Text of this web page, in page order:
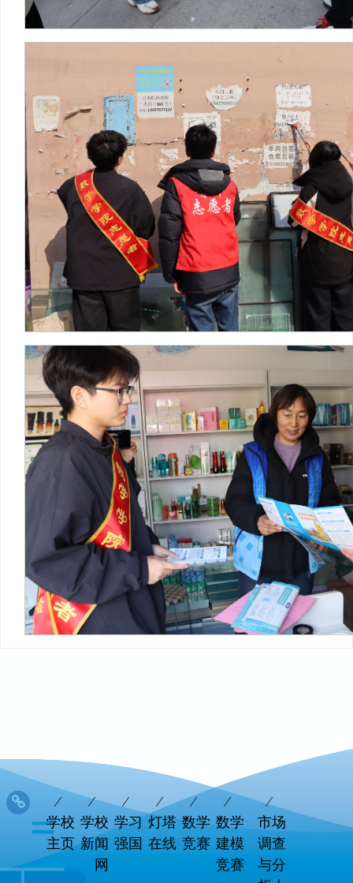
学校
主页
学校
新闻
网
学习
强国
灯塔
在线
数学
竞赛
数学
建模
竞赛
市场
调查
与分